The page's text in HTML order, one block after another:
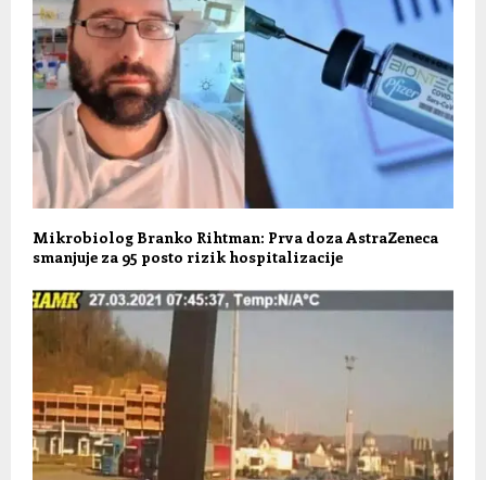
Mikrobiolog Branko Rihtman: Prva doza AstraZeneca
smanjuje za 95 posto rizik hospitalizacije